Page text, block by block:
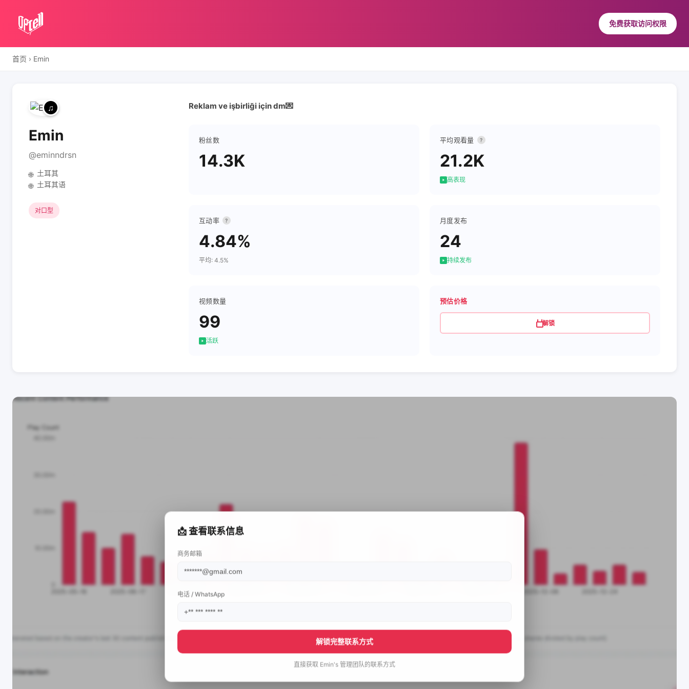
免费获取访问权限
首页 › Emin
Emin
@eminndrsn
🌐 土耳其
🌐 土耳其语
对口型
Reklam ve işbirliği için dm💌
粉丝数
14.3K
平均观看量 ?
21.2K
高表现
互动率 ?
4.84%
平均: 4.5%
月度发布
24
持续发布
视频数量
99
活跃
预估价格
解锁
📩 查看联系信息
商务邮箱
电话 / WhatsApp
解锁完整联系方式
直接获取 Emin's 管理团队的联系方式